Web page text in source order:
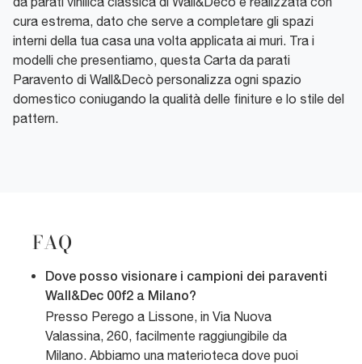
cura estrema, dato che serve a completare gli spazi
interni della tua casa una volta applicata ai muri. Tra i
modelli che presentiamo, questa Carta da parati
Paravento di Wall&Decò personalizza ogni spazio
domestico coniugando la qualità delle finiture e lo stile del
pattern.
FAQ
Dove posso visionare i campioni dei paraventi
Wall&Dec 00f2 a Milano?
Presso Perego a Lissone, in Via Nuova
Valassina, 260, facilmente raggiungibile da
Milano. Abbiamo una materioteca dove puoi